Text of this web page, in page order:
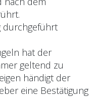
durchgeführt
hat der
geltend zu
händigt der
eine Bestätigung